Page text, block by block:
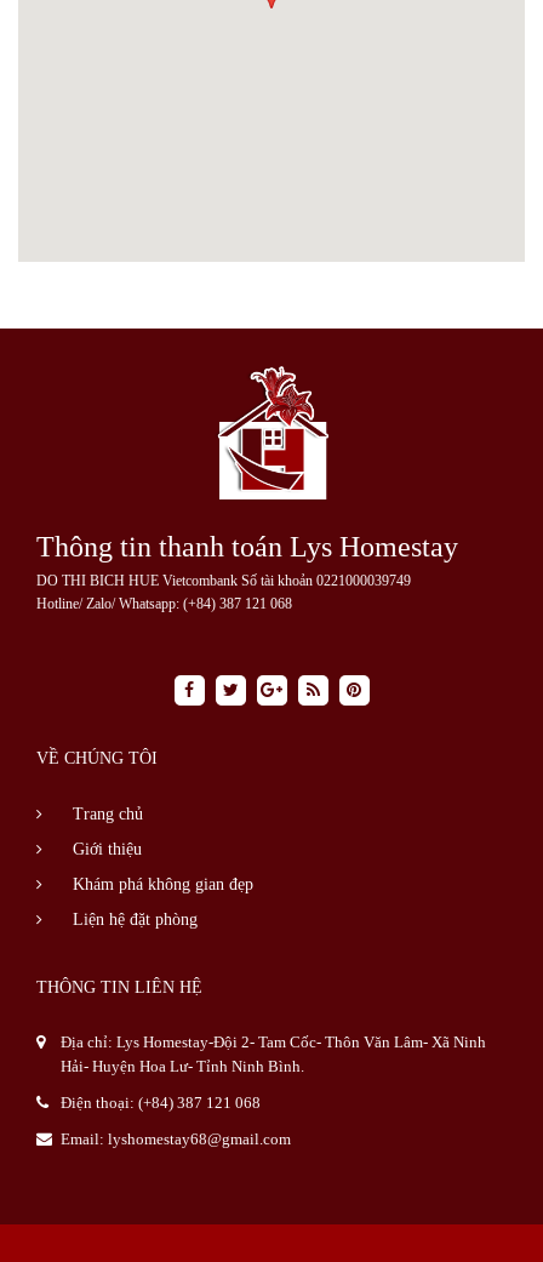
Thông tin thanh toán Lys Homestay
DO THI BICH HUE Vietcombank Số tài khoản 0221000039749
Hotline/ Zalo/ Whatsapp: (+84) 387 121 068
VỀ CHÚNG TÔI
Trang chủ
Giới thiệu
Khám phá không gian đẹp
Liện hệ đặt phòng
THÔNG TIN LIÊN HỆ
Địa chỉ: Lys Homestay-Đội 2- Tam Cốc- Thôn Văn Lâm- Xã Ninh
Hải- Huyện Hoa Lư- Tỉnh Ninh Bình.
Điện thoại: (+84) 387 121 068
Email: lyshomestay68@gmail.com